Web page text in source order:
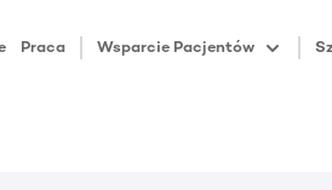
Praca Wsparcie Pacjentów